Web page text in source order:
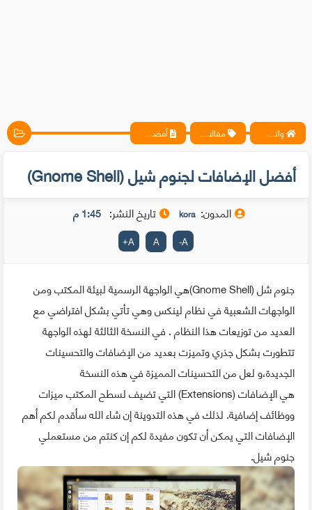
واتس آب ، فيسبوك ، أنترنت ، شروحات تقنية حصرية - المحترف مقالات، لينكس أفضل الإضافات لجنوم شيل (Gnome Shell)
أفضل الإضافات لجنوم شيل (Gnome Shell)
المدون: kora تاريخ النشر: 1:45 م
A
-
A
A
+
جنوم شل (Gnome Shell)هي الواجهة الرسمية لبيئة المكتب ومن
الواجهات الشعبية في نظام لينكس وهي تأتي بشكل افتراضي مع
العديد من توزيعات هذا النظام . في النسخة الثالثة لهذه الواجهة
تتطورت بشكل جذري وتميزت بعديد من الإضافات والتحسينات
الجديدة،و لعل من التحسينات المميزة في هذه النسخة
هي الإضافات (Extensions) التي تضيف لسطح المكتب ميزات
ووظائف إضافية. لذلك في هذه التدوينة إن شاء الله سأقدم لكم أهم
الإضافات التي يمكن أن تكون مفيدة لكم إن كنتم من مستعملي
جنوم شيل.